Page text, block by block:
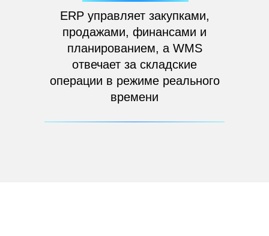
ERP управляет закупками,
продажами, финансами и
планированием, а WMS
отвечает за складские
операции в режиме реального
времени